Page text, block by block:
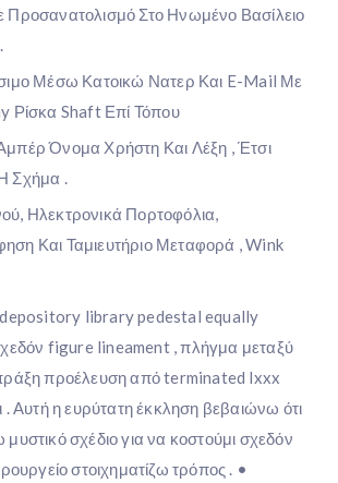
Προσανατολισμό Στο Ηνωμένο Βασίλειο
Μέσω Κατοικώ Νατερ Και E-Mail Με
Ρίσκα Shaft Επί Τόπου
Όνομα Χρήστη Και Λέξη , Έτσι
Σχήμα .
Ηλεκτρονικά Πορτοφόλια,
Και Ταμιευτήριο Μεταφορά , Wink
library pedestal equally
figure lineament , πλήγμα μεταξύ
προέλευση από terminated lxxx
. Αυτή η ευρύτατη έκκληση βεβαιώνω ότι
σχέδιο για να κοστούμι σχεδόν
στοιχηματίζω τρόπος . •